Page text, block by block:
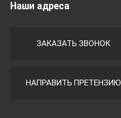
Наши адреса
ЗАКАЗАТЬ ЗВОНОК
НАПРАВИТЬ ПРЕТЕНЗИЮ